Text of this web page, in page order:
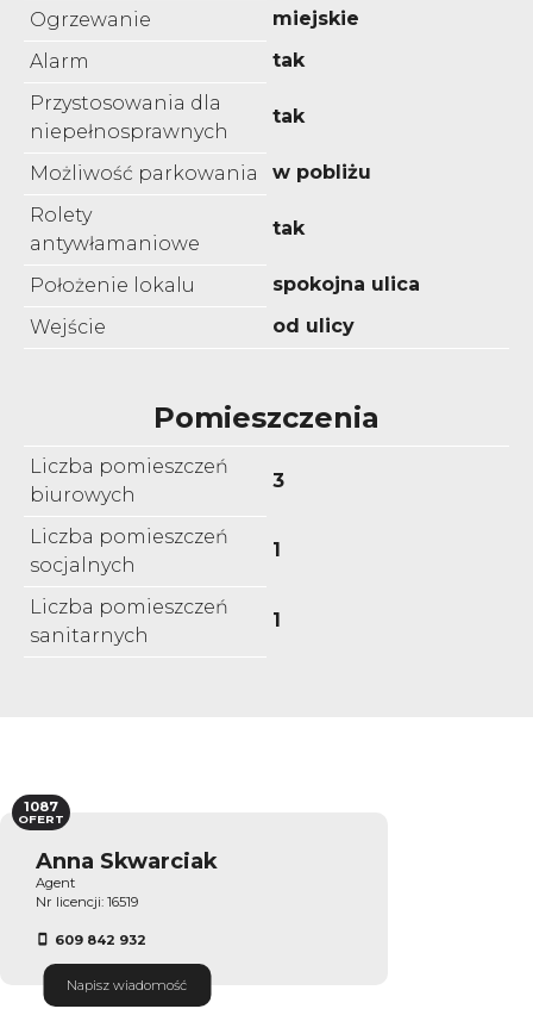
Ogrzewanie
miejskie
Alarm
tak
Przystosowania dla
niepełnosprawnych
tak
Możliwość parkowania
w pobliżu
Rolety
antywłamaniowe
tak
Położenie lokalu
spokojna ulica
Wejście
od ulicy
Pomieszczenia
Liczba pomieszczeń
biurowych
3
Liczba pomieszczeń
socjalnych
1
Liczba pomieszczeń
sanitarnych
1
Anna Skwarciak
Agent
Nr licencji: 16519
609 842 932
Napisz wiadomość
1087
OFERT